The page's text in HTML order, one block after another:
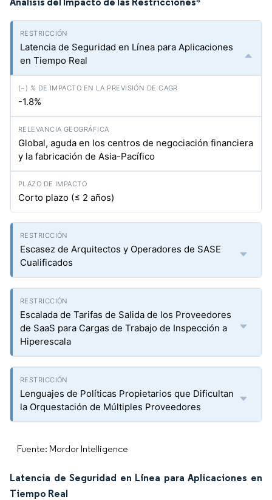
*
Latencia de Seguridad en Línea para Aplicaciones
en Tiempo Real
-1.8%
Global, aguda en los centros de negociación financiera
y la fabricación de Asia-Pacífico
Corto plazo (≤ 2 años)
Escasez de Arquitectos y Operadores de SASE
Cualificados
Escalada de Tarifas de Salida de los Proveedores
de SaaS para Cargas de Trabajo de Inspección a
Hiperescala
Lenguajes de Políticas Propietarios que Dificultan
la Orquestación de Múltiples Proveedores
Fuente: Mordor Intelligence
Latencia de Seguridad en Línea para Aplicaciones en
Tiempo Real